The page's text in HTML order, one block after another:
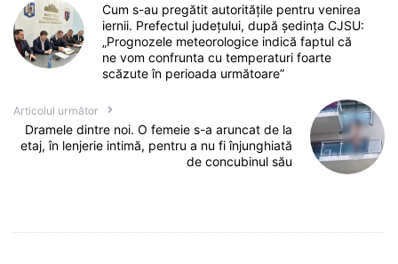
Cum s-au pregătit autoritățile pentru venirea
iernii. Prefectul județului, după ședința CJSU:
„Prognozele meteorologice indică faptul că
ne vom confrunta cu temperaturi foarte
scăzute în perioada următoare”
Articolul următor
Dramele dintre noi. O femeie s-a aruncat de la
etaj, în lenjerie intimă, pentru a nu fi înjunghiată
de concubinul său